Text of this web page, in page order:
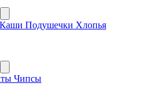
Каши Подушечки Хлопья
Чипсы